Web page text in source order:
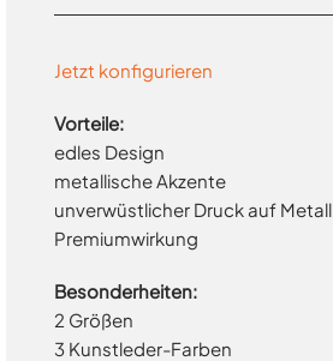
Jetzt konfigurieren
Vorteile:
edles Design
metallische Akzente
unverwüstlicher Druck auf Metall
Premiumwirkung
Besonderheiten:
2 Größen
3 Kunstleder-Farben